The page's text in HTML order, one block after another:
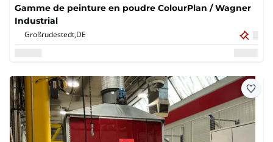
Gamme de peinture en poudre ColourPlan / Wagner
Industrial
Großrudestedt,DE